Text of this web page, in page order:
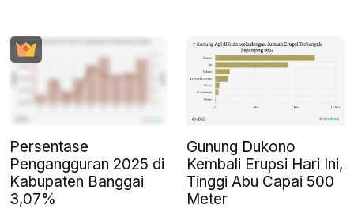
Persentase
Pengangguran 2025 di
Kabupaten Banggai
3,07%
Gunung Dukono
Kembali Erupsi Hari Ini,
Tinggi Abu Capai 500
Meter